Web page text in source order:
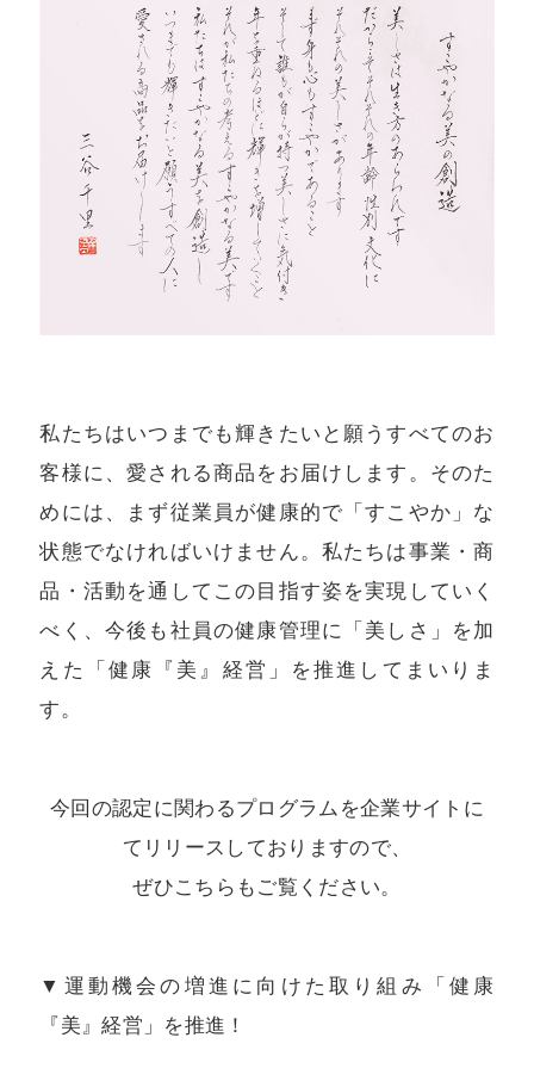
私たちはいつまでも輝きたいと願うすべてのお
客様に、愛される商品をお届けします。そのた
めには、まず従業員が健康的で「すこやか」な
状態でなければいけません。私たちは事業・商
品・活動を通してこの目指す姿を実現していく
べく、今後も社員の健康管理に「美しさ」を加
えた「健康『美』経営」を推進してまいりま
す。
今回の認定に関わるプログラムを企業サイトに
てリリースしておりますので、
ぜひこちらもご覧ください。
▼運動機会の増進に向けた取り組み「健康
『美』経営」を推進！